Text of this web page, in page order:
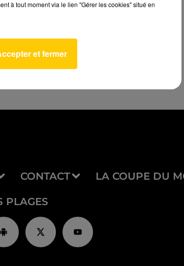
CONTACT LA COUPE DU
PLAGES
à tout moment via le lien "Gérer les cookies" situé en
et fermer